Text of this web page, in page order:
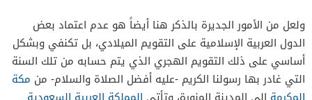
ولعل من الأمور الجديرة بالذكر هنا أيضاً هو عدم اعتماد بعض
الدول العربية الإسلامية على التقويم الميلادي، بل تكنفي وبشكل
أساسي على ذلك التقويم الهجري الذي يتم حسابه من تلك السنة
التي غادر بها رسولنا الكريم -عليه أفضل الصلاة والسلام- من مكة